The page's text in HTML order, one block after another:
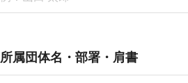
所属団体名・部署・肩書